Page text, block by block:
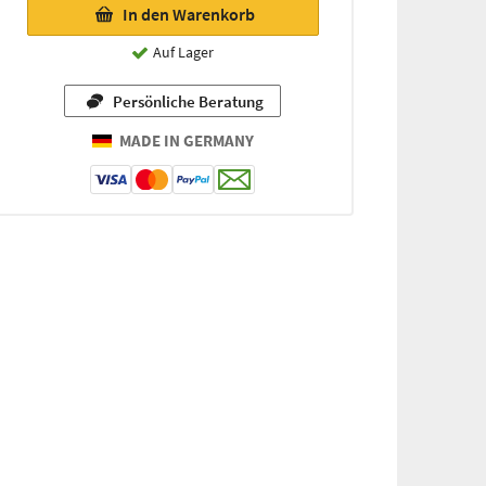
In den Warenkorb
Auf Lager
Persönliche Beratung